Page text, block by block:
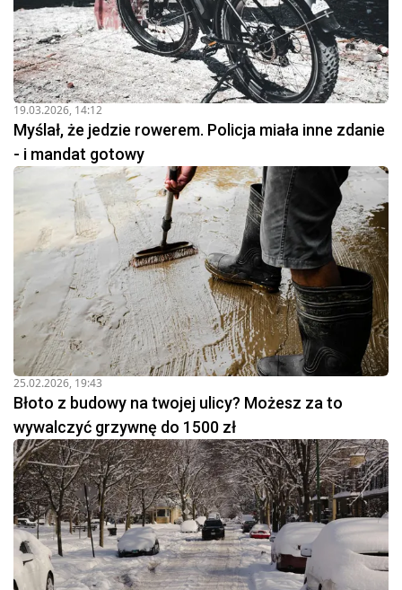
19.03.2026, 14:12
Myślał, że jedzie rowerem. Policja miała inne zdanie
- i mandat gotowy
25.02.2026, 19:43
Błoto z budowy na twojej ulicy? Możesz za to
wywalczyć grzywnę do 1500 zł